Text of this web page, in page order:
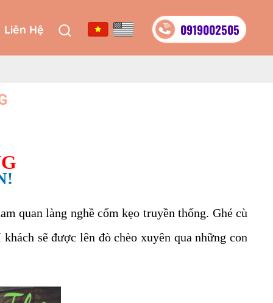
Liên Hệ 0919002505
Liên Hệ 0919002505
quan làng nghề cốm kẹo truyền thống. Ghé cù
sẽ được lên đò chèo xuyên qua những con